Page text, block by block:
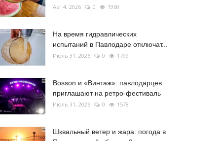
Авг 4, 2026 0 1960
На время гидравлических
испытаний в Павлодаре отключат...
Июль 31, 2026 0 1799
Bosson и «Винтаж»: павлодарцев
приглашают на ретро-фестиваль
Июль 31, 2026 0 1578
Шквальный ветер и жара: погода в